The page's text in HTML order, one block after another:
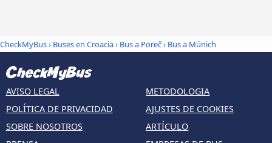
CheckMyBus› Buses en Croacia› Bus a Poreč› Bus a Múnich
AVISO LEGAL
POLÍTICA DE PRIVACIDAD
SOBRE NOSOTROS
METODOLOGIA
AJUSTES DE COOKIES
ARTÍCULO